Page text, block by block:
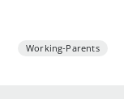
Working-Parents